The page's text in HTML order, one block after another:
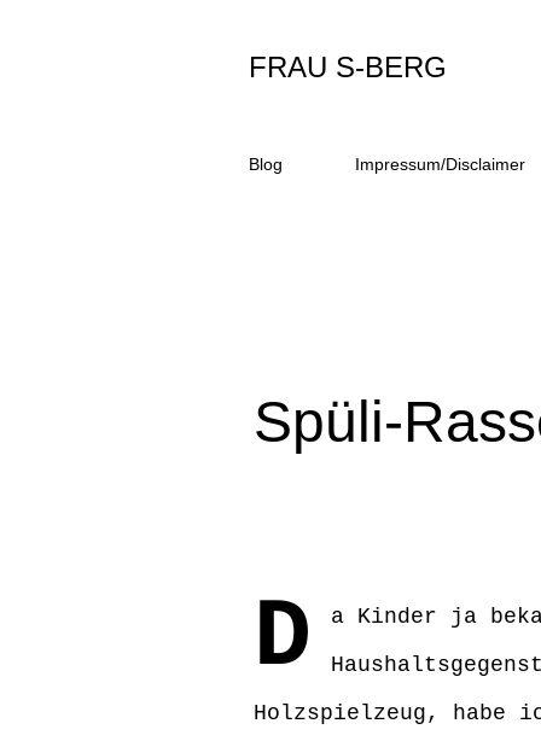
FRAU S-BERG
Blog Impressum/Disclaimer
Spüli-
D
a Kinder ja
Holzspielzeug, habe